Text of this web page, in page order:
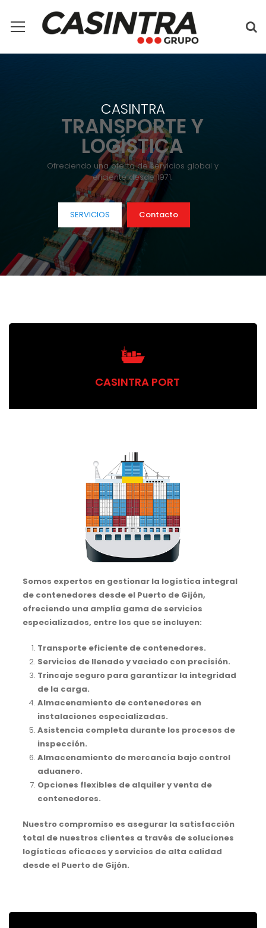
CASINTRA
CASINTRA PORT
Somos expertos en gestionar la logística integral
de contenedores desde el Puerto de Gijón,
ofreciendo una amplia gama de servicios
especializados, entre los que se incluyen:
Transporte eficiente de contenedores.
Servicios de llenado y vaciado con precisión.
Trincaje seguro para garantizar la integridad
de la carga.
Almacenamiento de contenedores en
instalaciones especializadas.
Asistencia completa durante los procesos de
inspección.
Almacenamiento de mercancía bajo control
aduanero.
Opciones flexibles de alquiler y venta de
contenedores.
Nuestro compromiso es asegurar la satisfacción
total de nuestros clientes a través de soluciones
logísticas eficaces y servicios de alta calidad
desde el Puerto de Gijón.